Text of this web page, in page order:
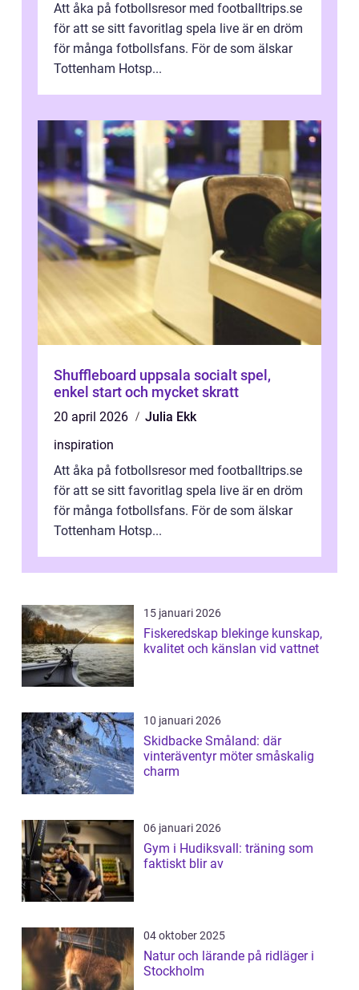
Att åka på fotbollsresor med footballtrips.se
för att se sitt favoritlag spela live är en dröm
för många fotbollsfans. För de som älskar
Tottenham Hotsp...
Shuffleboard uppsala socialt spel,
enkel start och mycket skratt
20 april 2026
Julia Ekk
inspiration
Att åka på fotbollsresor med footballtrips.se
för att se sitt favoritlag spela live är en dröm
för många fotbollsfans. För de som älskar
Tottenham Hotsp...
15 januari 2026
Fiskeredskap blekinge kunskap,
kvalitet och känslan vid vattnet
10 januari 2026
Skidbacke Småland: där
vinteräventyr möter småskalig
charm
06 januari 2026
Gym i Hudiksvall: träning som
faktiskt blir av
04 oktober 2025
Natur och lärande på ridläger i
Stockholm